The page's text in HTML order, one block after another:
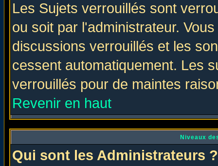
Les Sujets verrouillés sont
ou soit par l'administrateur.
discussions verrouillés et les
cessent automatiquement. Les
verrouillés pour de maintes
Revenir en haut
Niveaux
Qui sont les Administrateurs ?